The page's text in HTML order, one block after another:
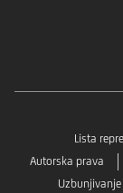
Lista
Autorska prava